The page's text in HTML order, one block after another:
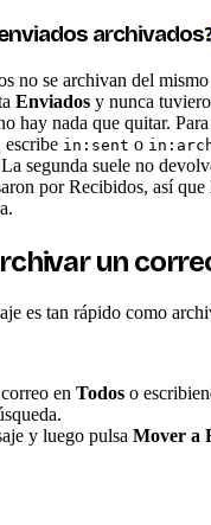
no se archivan del
Enviados y nunca
hay nada que quitar.
in:sent o
segunda suele no
por Recibidos, así que
un
es tan rápido como
en Todos o
y luego pulsa Mover a